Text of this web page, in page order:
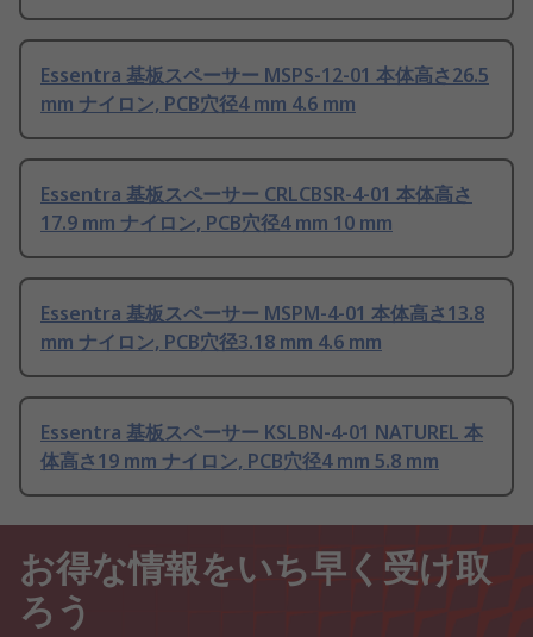
Essentra 基板スペーサー MSPS-12-01 本体高さ26.5
mm ナイロン, PCB穴径4 mm 4.6 mm
Essentra 基板スペーサー CRLCBSR-4-01 本体高さ
17.9 mm ナイロン, PCB穴径4 mm 10 mm
Essentra 基板スペーサー MSPM-4-01 本体高さ13.8
mm ナイロン, PCB穴径3.18 mm 4.6 mm
Essentra 基板スペーサー KSLBN-4-01 NATUREL 本
体高さ19 mm ナイロン, PCB穴径4 mm 5.8 mm
お得な情報をいち早く受け取
ろう